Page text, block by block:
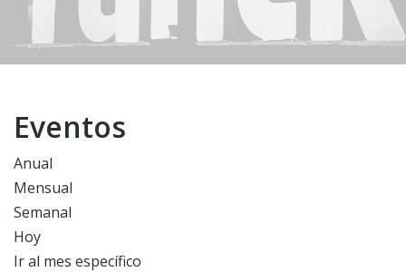
Eventos
Anual
Mensual
Semanal
Hoy
Ir al mes específico